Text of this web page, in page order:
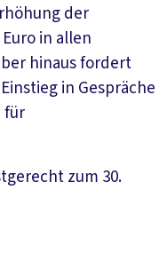
der
in allen
hinaus fordert
in Gespräche
für
zum 30.